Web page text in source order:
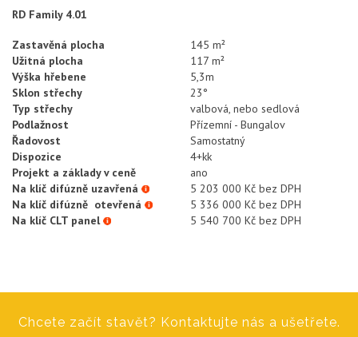
RD Family 4.01
Zastavěná plocha
145 m²
Užitná plocha
117 m²
Výška hřebene
5,3m
Sklon střechy
23°
Typ střechy
valbová, nebo sedlová
Podlažnost
Přízemní - Bungalov
Řadovost
Samostatný
Dispozice
4+kk
Projekt a základy v ceně
ano
Na klíč difúzně uzavřená
5 203 000 Kč bez DPH
Na klíč difúzně otevřená
5 336 000 Kč bez DPH
Na klíč CLT panel
5 540 700 Kč bez DPH
Chcete začít stavět? Kontaktujte nás a ušetřete.